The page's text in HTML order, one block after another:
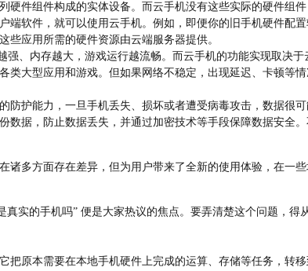
硬件组件构成的实体设备。而云手机没有这些实际的硬件组
软件，就可以使用云手机。例如，即便你的旧手机硬件配置
应用所需的硬件资源由云端服务器提供。
、内存越大，游戏运行越流畅。而云手机的功能实现取决于
大型应用和游戏。但如果网络不稳定，出现延迟、卡顿等
防护能力，一旦手机丢失、损坏或者遭受病毒攻击，数据很
据，防止数据丢失，并通过加密技术等手段保障数据安全。
诸多方面存在差异，但为用户带来了全新的使用体验，在一
实的手机吗” 便是大家热议的焦点。要弄清楚这个问题，得
把原本需要在本地手机硬件上完成的运算、存储等任务，转